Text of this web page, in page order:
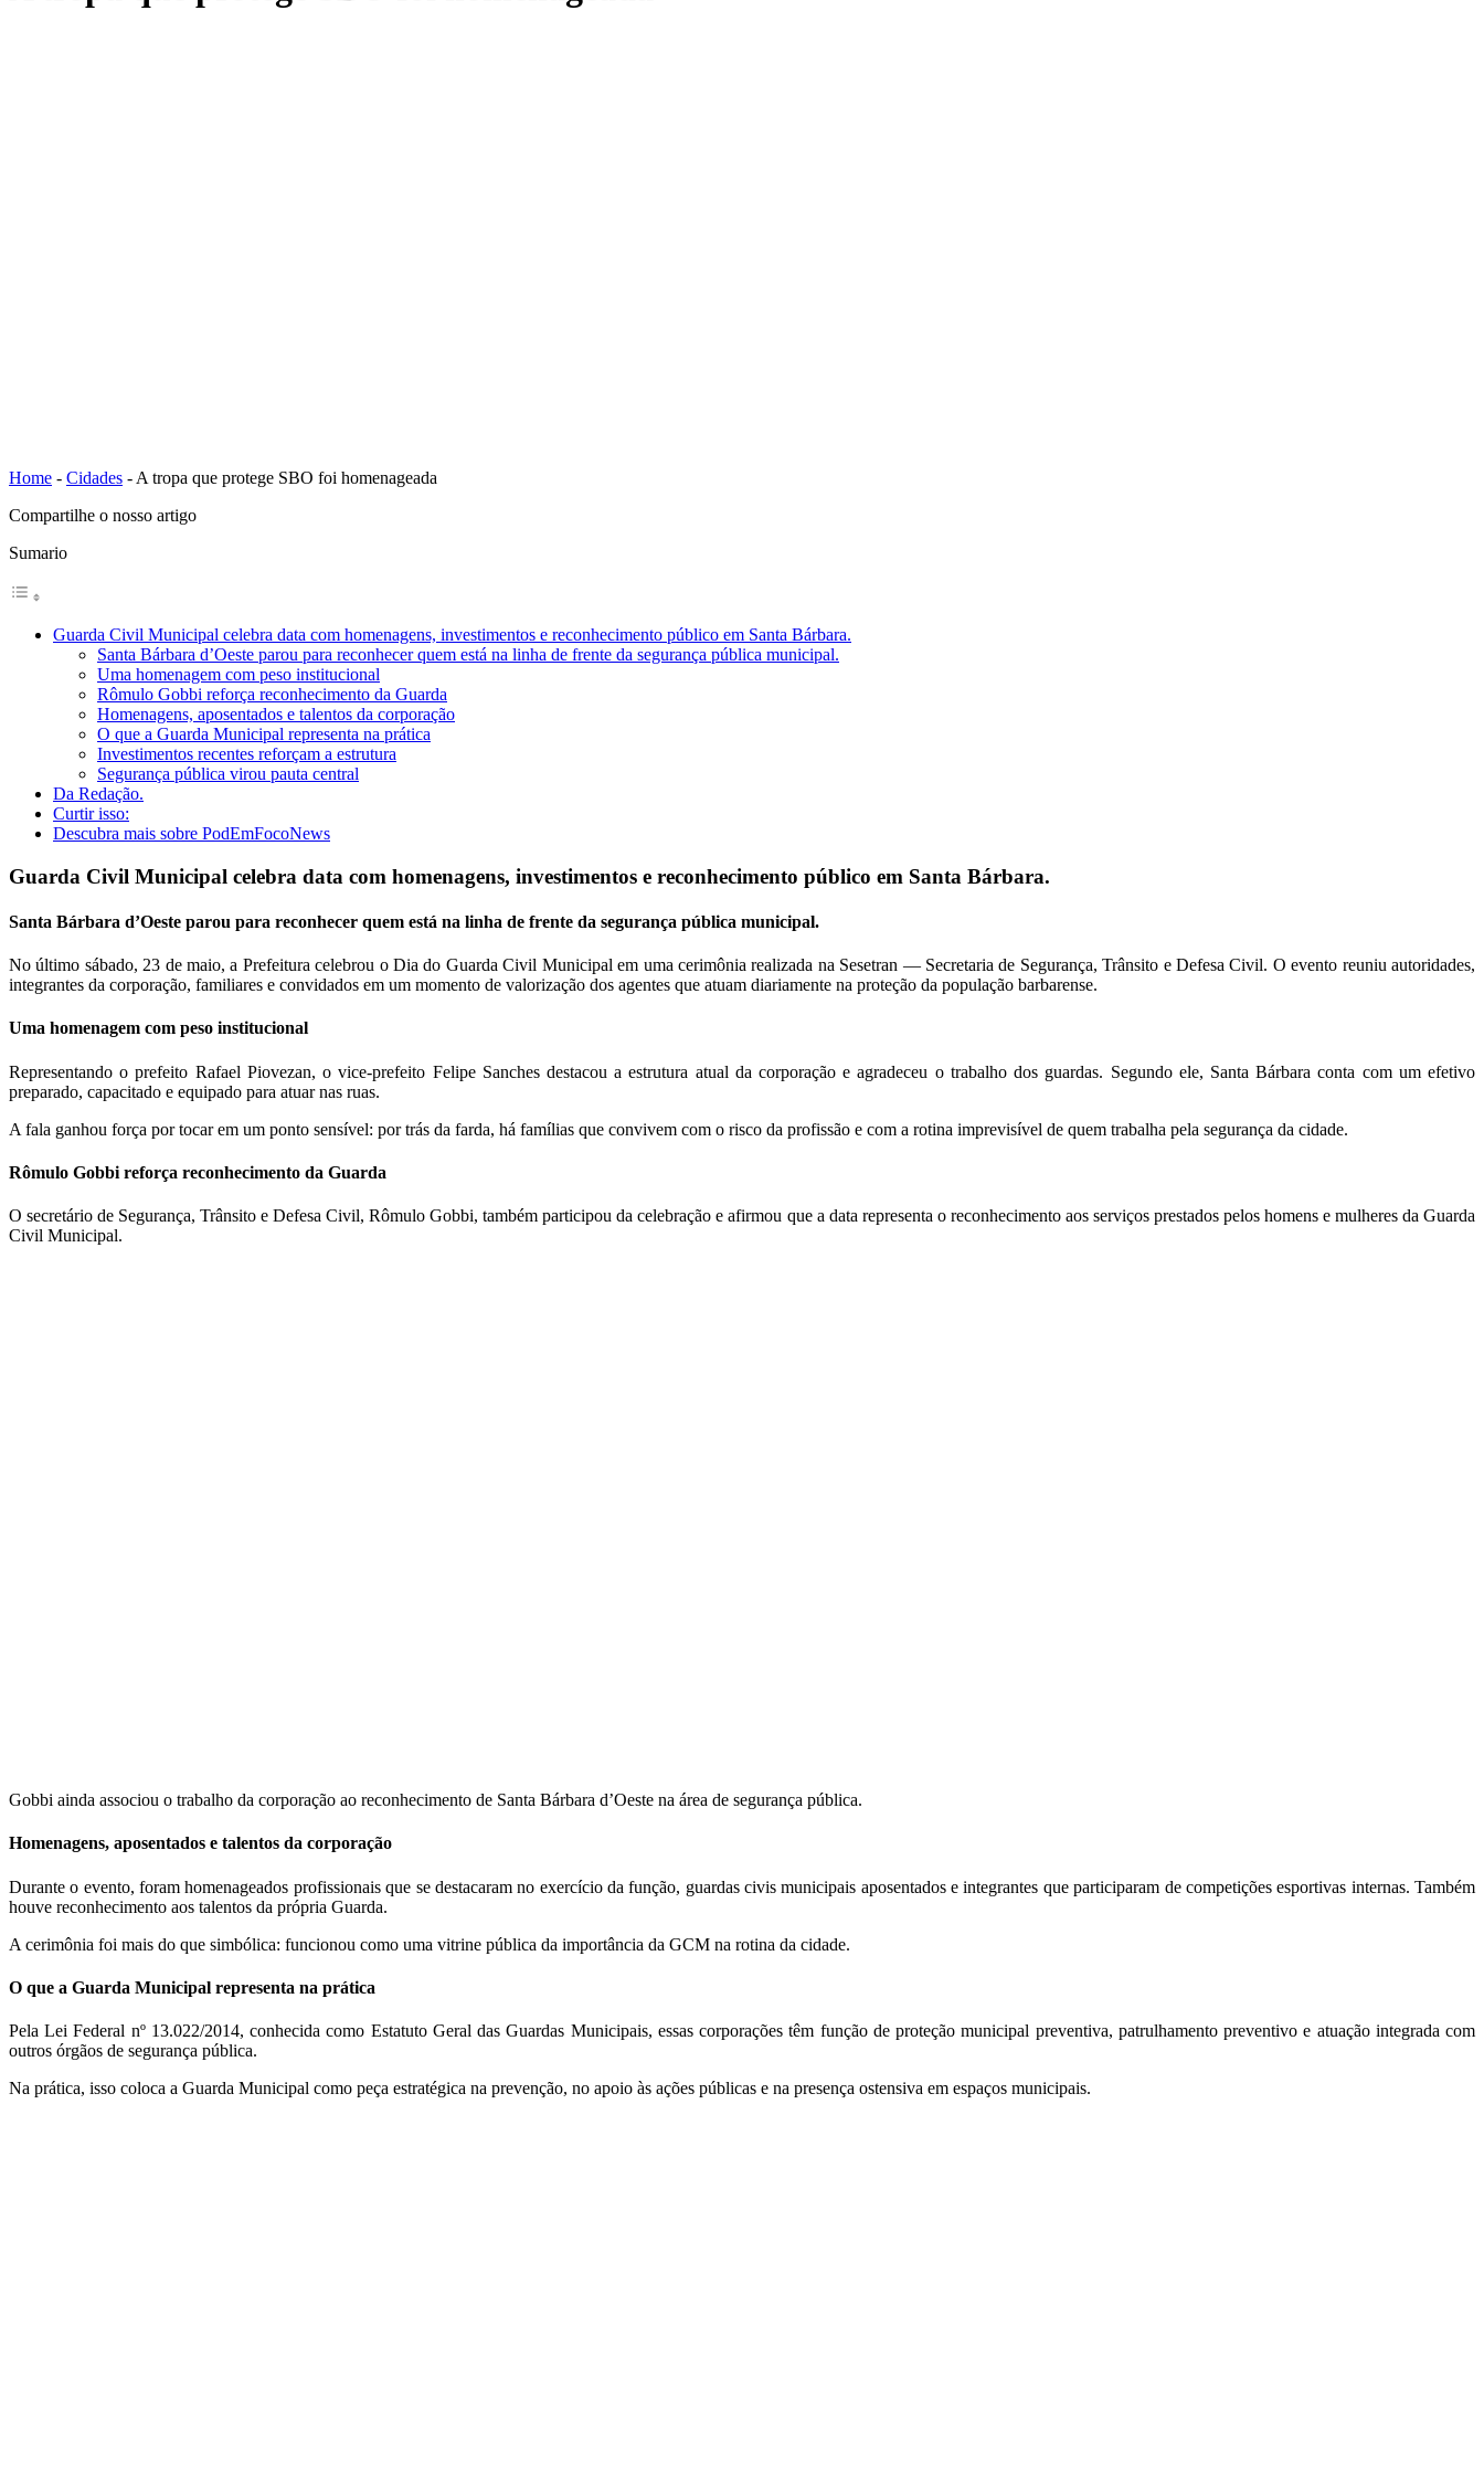
Home - Cidades - A tropa que protege SBO foi homenageada
Compartilhe o nosso artigo
Sumario
Guarda Civil Municipal celebra data com homenagens, investimentos e reconhecimento público em Santa Bárbara.
Santa Bárbara d’Oeste parou para reconhecer quem está na linha de frente da segurança pública municipal.
Uma homenagem com peso institucional
Rômulo Gobbi reforça reconhecimento da Guarda
Homenagens, aposentados e talentos da corporação
O que a Guarda Municipal representa na prática
Investimentos recentes reforçam a estrutura
Segurança pública virou pauta central
Da Redação.
Curtir isso:
Descubra mais sobre PodEmFocoNews
Guarda Civil Municipal celebra data com homenagens, investimentos e reconhecimento público em Santa Bárbara.
Santa Bárbara d’Oeste parou para reconhecer quem está na linha de frente da segurança pública municipal.
No último sábado, 23 de maio, a Prefeitura celebrou o Dia do Guarda Civil Municipal em uma cerimônia realizada na Sesetran — Secretaria de Segurança, Trânsito e Defesa Civil. O evento reuniu autoridades,
integrantes da corporação, familiares e convidados em um momento de valorização dos agentes que atuam diariamente na proteção da população barbarense.
Uma homenagem com peso institucional
Representando o prefeito Rafael Piovezan, o vice-prefeito Felipe Sanches destacou a estrutura atual da corporação e agradeceu o trabalho dos guardas. Segundo ele, Santa Bárbara conta com um efetivo
preparado, capacitado e equipado para atuar nas ruas.
A fala ganhou força por tocar em um ponto sensível: por trás da farda, há famílias que convivem com o risco da profissão e com a rotina imprevisível de quem trabalha pela segurança da cidade.
Rômulo Gobbi reforça reconhecimento da Guarda
O secretário de Segurança, Trânsito e Defesa Civil, Rômulo Gobbi, também participou da celebração e afirmou que a data representa o reconhecimento aos serviços prestados pelos homens e mulheres da Guarda
Civil Municipal.
Gobbi ainda associou o trabalho da corporação ao reconhecimento de Santa Bárbara d’Oeste na área de segurança pública.
Homenagens, aposentados e talentos da corporação
Durante o evento, foram homenageados profissionais que se destacaram no exercício da função, guardas civis municipais aposentados e integrantes que participaram de competições esportivas internas. Também
houve reconhecimento aos talentos da própria Guarda.
A cerimônia foi mais do que simbólica: funcionou como uma vitrine pública da importância da GCM na rotina da cidade.
O que a Guarda Municipal representa na prática
Pela Lei Federal nº 13.022/2014, conhecida como Estatuto Geral das Guardas Municipais, essas corporações têm função de proteção municipal preventiva, patrulhamento preventivo e atuação integrada com
outros órgãos de segurança pública.
Na prática, isso coloca a Guarda Municipal como peça estratégica na prevenção, no apoio às ações públicas e na presença ostensiva em espaços municipais.